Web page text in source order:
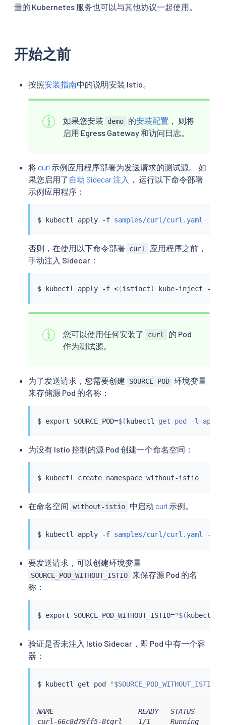
量的 Kubernetes 服务也可以与其他协议一起使用。
开始之前
按照安装指南中的说明安装 Istio。
如果您安装 demo 的安装配置 ， 则将
启用 Egress Gateway 和访问日志。
将curl 示例应用程序部署为发送请求的测试源。 如
果您启用了 自动 Sidecar 注入
， 运行以下命令部署
示例应用程序：
$ kubectl apply -f samples/curl/curl.yaml
否则，在使用以下命令部署 curl
应用程序之前，
手动注入 Sidecar：
$ kubectl apply -f <(istioctl kube-inject -f
您可以使用任何安装了 curl
的 Pod
作为测试源。
为了发送请求，您需要创建 SOURCE_POD 环境变量
来存储源 Pod 的名称：
$ export SOURCE_POD=$( kubectl get pod -l app
为没有 Istio 控制的源 Pod 创建一个命名空间：
$ kubectl create namespace without-istio
在命名空间 without-istio 中启动 curl 示例。
$ kubectl apply -f samples/curl/curl.yaml
要发送请求，可以创建环境变量
SOURCE_POD_WITHOUT_ISTIO 来保存源 Pod 的名
称：
$ export SOURCE_POD_WITHOUT_ISTIO="$( kubectl
验证是否未注入 Istio Sidecar，即 Pod 中有一个容
器：
$ kubectl get pod "$SOURCE_POD_WITHOUT_ISTIO
NAME                     READY   STATUS
curl-66c8d79ff5-8tqrl    1/1     Running   0